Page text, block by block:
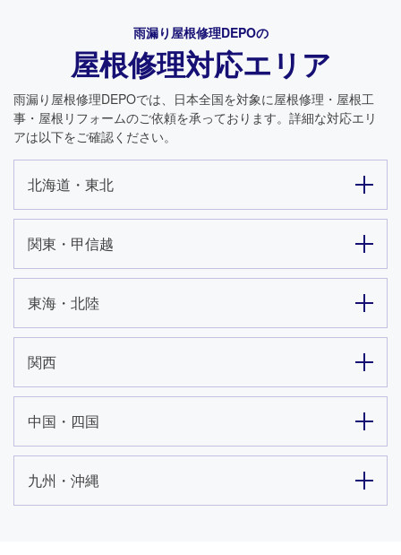
雨漏り屋根修理DEPOの
屋根修理対応エリア
雨漏り屋根修理DEPOでは、日本全国を対象に屋根修理・屋根工
事・屋根リフォームのご依頼を承っております。詳細な対応エリ
アは以下をご確認ください。
北海道・東北
関東・甲信越
東海・北陸
関西
中国・四国
九州・沖縄